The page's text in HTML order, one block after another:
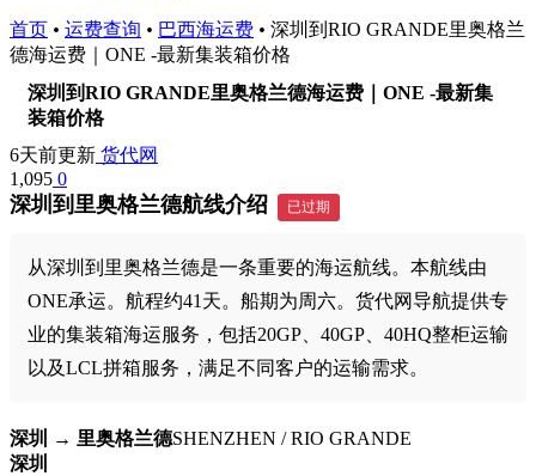
首页 • 运费查询 • 巴西海运费 • 深圳到RIO GRANDE里奥格兰
德海运费｜ONE -最新集装箱价格
深圳到RIO GRANDE里奥格兰德海运费｜ONE -最新集
装箱价格
6天前更新 货代网
1,095 0
深圳到里奥格兰德航线介绍 已过期
从深圳到里奥格兰德是一条重要的海运航线。本航线由
ONE承运。航程约41天。船期为周六。货代网导航提供专
业的集装箱海运服务，包括20GP、40GP、40HQ整柜运输
以及LCL拼箱服务，满足不同客户的运输需求。
深圳 → 里奥格兰德SHENZHEN / RIO GRANDE
深圳